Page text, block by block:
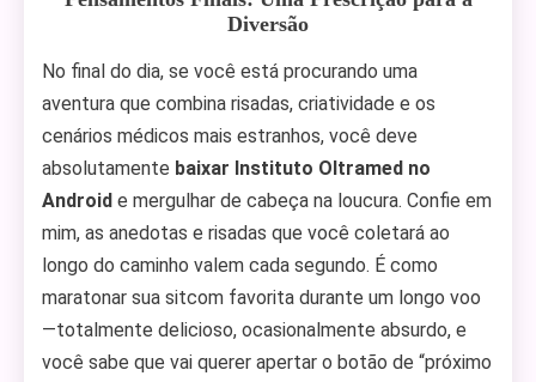
Diversão
No final do dia, se você está procurando uma
aventura que combina risadas, criatividade e os
cenários médicos mais estranhos, você deve
absolutamente baixar Instituto Oltramed no
Android e mergulhar de cabeça na loucura. Confie em
mim, as anedotas e risadas que você coletará ao
longo do caminho valem cada segundo. É como
maratonar sua sitcom favorita durante um longo voo
—totalmente delicioso, ocasionalmente absurdo, e
você sabe que vai querer apertar o botão de “próximo